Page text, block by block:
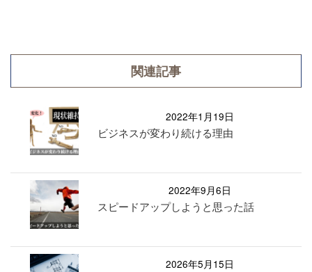
関連記事
2022年1月19日
ビジネスが変わり続ける理由
2022年9月6日
スピードアップしようと思った話
2026年5月15日